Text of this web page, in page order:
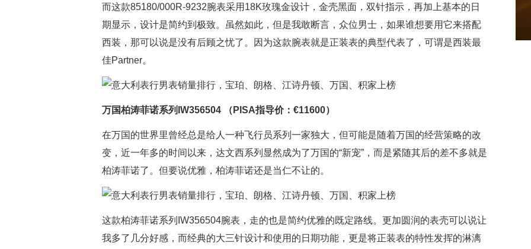
而这款85180/000R-9232腕表采用18K玫瑰金设计，金壳黑面，双针指示，再加上基本的日
期显示，设计是简约到极致。虽然如此，但是我敢断言，众位男士，如果谁想要用它来搭配
西装，那可以说是没有后顾之忧了。因为这款腕表就是正装表的典型代表了，可谓是西装最
佳Partner。
万国柏涛菲诺系列IW356504 （PISA指导价：€11600）
在万国的世界里曾经总是给人一种飞行员系列一家独大，但可能是随着万国的经营策略的改
变，近一年多的时间以来，达文西系列显然成为了万国的“新宠”，而是紧随其后的差不多就是
柏涛菲诺了。但要说优雅，柏涛菲诺还是当仁不让的。
这款柏涛菲诺系列IW356504腕表，走的也是简约优雅的既定路线。更加圆润的表壳可以说让
我多了几分好感，而经典的大三针设计和使用的日期功能，更是将正装表的特性发挥的淋漓